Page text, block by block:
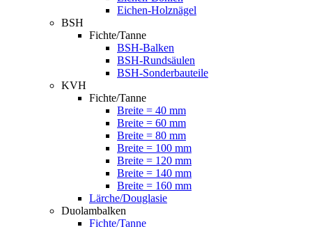
Eichen-Holznägel
BSH
Fichte/Tanne
BSH-Balken
BSH-Rundsäulen
BSH-Sonderbauteile
KVH
Fichte/Tanne
Breite = 40 mm
Breite = 60 mm
Breite = 80 mm
Breite = 100 mm
Breite = 120 mm
Breite = 140 mm
Breite = 160 mm
Lärche/Douglasie
Duolambalken
Fichte/Tanne